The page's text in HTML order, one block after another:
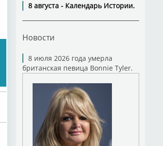
8 августа - Календарь Истории.
Новости
8 июля 2026 года умерла
британская певица Bonnie Tyler.